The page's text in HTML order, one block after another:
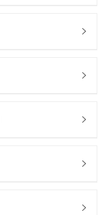




